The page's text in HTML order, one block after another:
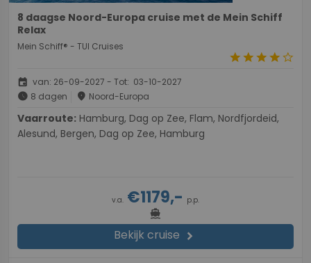
8 daagse Noord-Europa cruise met de Mein Schiff
Relax
Mein Schiff® - TUI Cruises
starstarstarstarstar_border
event van: 26-09-2027 - Tot: 03-10-2027
schedule 8 dagen place Noord-Europa
Vaarroute:
Alesund, Bergen, Dag op Zee, Hamburg
v.a. €1179,- p.p.
directions_boat
Bekijk cruise chevron_right